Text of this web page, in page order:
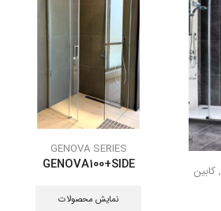
GENOVA SERIES
GENOVA100+SIDE
نمایش محصولات
,کابین